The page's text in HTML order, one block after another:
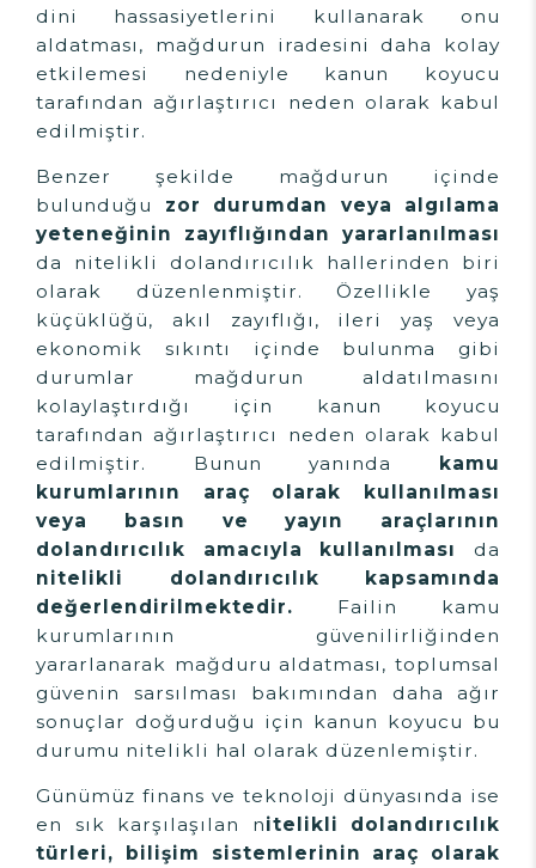
dini hassasiyetlerini kullanarak onu
aldatması, mağdurun iradesini daha kolay
etkilemesi nedeniyle kanun koyucu
tarafından ağırlaştırıcı neden olarak kabul
edilmiştir.
Benzer şekilde mağdurun içinde
bulunduğu zor durumdan veya algılama
yeteneğinin zayıflığından yararlanılması
da nitelikli dolandırıcılık hallerinden biri
olarak düzenlenmiştir. Özellikle yaş
küçüklüğü, akıl zayıflığı, ileri yaş veya
ekonomik sıkıntı içinde bulunma gibi
durumlar mağdurun aldatılmasını
kolaylaştırdığı için kanun koyucu
tarafından ağırlaştırıcı neden olarak kabul
edilmiştir. Bunun yanında kamu
kurumlarının araç olarak kullanılması
veya basın ve yayın araçlarının
dolandırıcılık amacıyla kullanılması
da
nitelikli dolandırıcılık kapsamında
değerlendirilmektedir. Failin kamu
kurumlarının güvenilirliğinden
yararlanarak mağduru aldatması, toplumsal
güvenin sarsılması bakımından daha ağır
sonuçlar doğurduğu için kanun koyucu bu
durumu nitelikli hal olarak düzenlemiştir.
Günümüz finans ve teknoloji dünyasında ise
en sık karşılaşılan nitelikli dolandırıcılık
türleri, bilişim sistemlerinin araç olarak